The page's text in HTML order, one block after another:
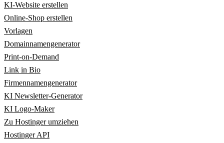
KI-Website erstellen
Online-Shop erstellen
Vorlagen
Domainnamengenerator
Print-on-Demand
Link in Bio
Firmennamengenerator
KI Newsletter-Generator
KI Logo-Maker
Zu Hostinger umziehen
Hostinger API